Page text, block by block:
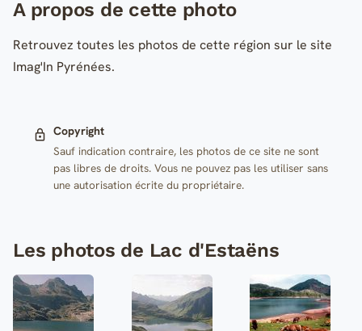
A propos de cette photo
Retrouvez toutes les photos de cette région sur le site
Imag'In Pyrénées.
Copyright
Sauf indication contraire, les photos de ce site ne sont
pas libres de droits. Vous ne pouvez pas les utiliser sans
une autorisation écrite du propriétaire.
Les photos de Lac d'Estaëns